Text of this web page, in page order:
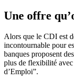
Une offre
Alors que le CDI est
incontournable pour
banques proposent
plus de flexibilité
d’Emploi”.